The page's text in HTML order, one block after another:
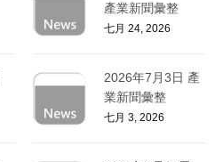
產業新聞彙整
七月 24, 2026
2026年7月3日 產
業新聞彙整
七月 3, 2026